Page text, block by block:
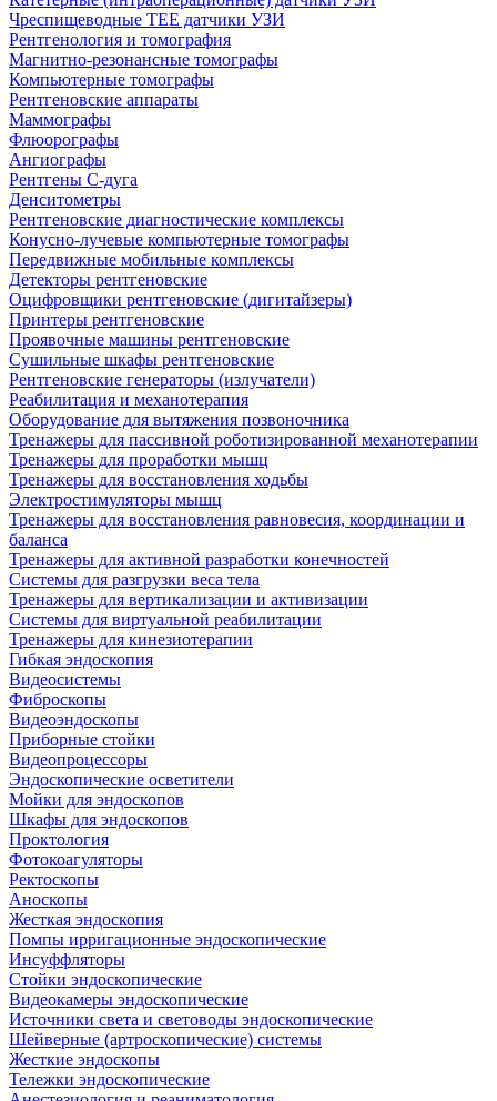
Чреспищеводные TEE датчики УЗИ
Рентгенология и томография
Магнитно-резонансные томографы
Компьютерные томографы
Рентгеновские аппараты
Маммографы
Флюорографы
Ангиографы
Рентгены С-дуга
Денситометры
Рентгеновские диагностические комплексы
Конусно-лучевые компьютерные томографы
Передвижные мобильные комплексы
Детекторы рентгеновские
Оцифровщики рентгеновские (дигитайзеры)
Принтеры рентгеновские
Проявочные машины рентгеновские
Сушильные шкафы рентгеновские
Рентгеновские генераторы (излучатели)
Реабилитация и механотерапия
Оборудование для вытяжения позвоночника
Тренажеры для пассивной роботизированной механотерапии
Тренажеры для проработки мышц
Тренажеры для восстановления ходьбы
Электростимуляторы мышц
Тренажеры для восстановления равновесия, координации и
баланса
Тренажеры для активной разработки конечностей
Системы для разгрузки веса тела
Тренажеры для вертикализации и активизации
Системы для виртуальной реабилитации
Тренажеры для кинезиотерапии
Гибкая эндоскопия
Видеосистемы
Фиброскопы
Видеоэндоскопы
Приборные стойки
Видеопроцессоры
Эндоскопические осветители
Мойки для эндоскопов
Шкафы для эндоскопов
Проктология
Фотокоагуляторы
Ректоскопы
Аноскопы
Жесткая эндоскопия
Помпы ирригационные эндоскопические
Инсуффляторы
Стойки эндоскопические
Видеокамеры эндоскопические
Источники света и световоды эндоскопические
Шейверные (артроскопические) системы
Жесткие эндоскопы
Тележки эндоскопические